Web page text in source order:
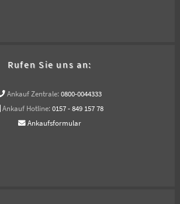
Rufen Sie uns an:
Ankauf Zentrale: 0800-0044333
Ankauf Hotline: 0157 - 849 157 78
Ankaufsformular